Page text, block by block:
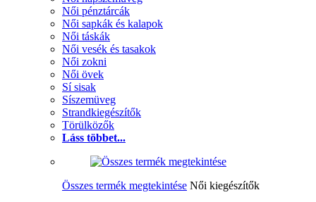
Női pénztárcák
Női sapkák és kalapok
Női táskák
Női vesék és tasakok
Női zokni
Női övek
Sí sisak
Síszemüveg
Strandkiegészítők
Törülközők
Láss többet...
Összes termék megtekintése Női kiegészítők